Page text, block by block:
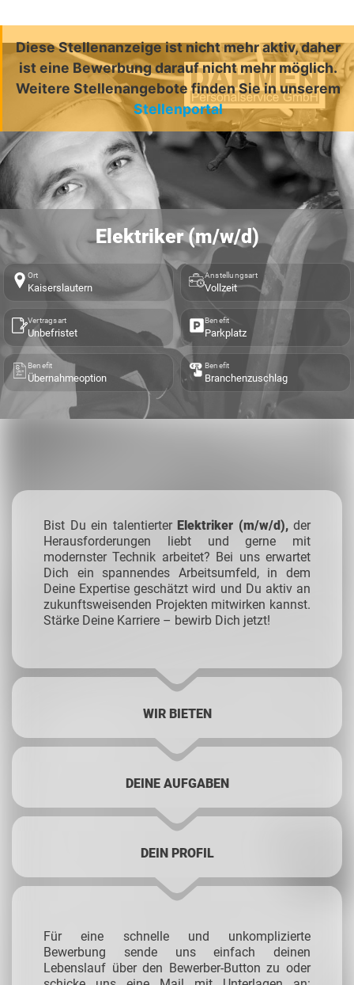
Diese Stellenanzeige ist nicht mehr aktiv, daher
ist eine Bewerbung darauf nicht mehr möglich.
Weitere Stellenangebote finden Sie in unserem
Stellenportal
Elektriker (m/w/d)
Ort
Kaiserslautern
Anstellungsart
Vollzeit
Vertragsart
Unbefristet
Benefit
Parkplatz
Benefit
Übernahmeoption
Benefit
Branchenzuschlag
Bist Du ein talentierterElektriker (m/w/d),der
Herausforderungen liebt und gerne mit
modernster Technik arbeitet? Bei uns erwartet
Dich ein spannendes Arbeitsumfeld, in dem
Deine Expertise geschätzt wird und Du aktiv an
zukunftsweisenden Projekten mitwirken kannst.
Stärke Deine Karriere – bewirb Dich jetzt!
WIR BIETEN
DEINE AUFGABEN
DEIN PROFIL
Für eine schnelle und unkomplizierte
Bewerbung sende uns einfach deinen
Lebenslauf über den Bewerber-Button zu oder